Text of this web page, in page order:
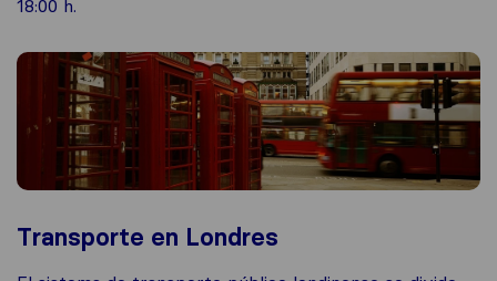
18:00 h.
Transporte en Londres